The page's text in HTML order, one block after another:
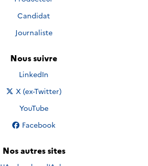
Candidat
Journaliste
Nous suivre
Nous suivre sur
LinkedIn
Nous suivre sur
X (ex-Twitter)
Nous suivre sur
YouTube
Nous suivre sur
Facebook
Nos autres sites